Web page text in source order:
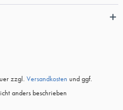
zzgl. Versandkosten und ggf.
anders beschrieben